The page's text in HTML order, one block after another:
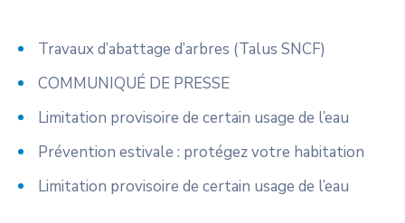
Travaux d’abattage d’arbres (Talus SNCF)
COMMUNIQUÉ DE PRESSE
Limitation provisoire de certain usage de l’eau
Prévention estivale : protégez votre habitation
Limitation provisoire de certain usage de l’eau